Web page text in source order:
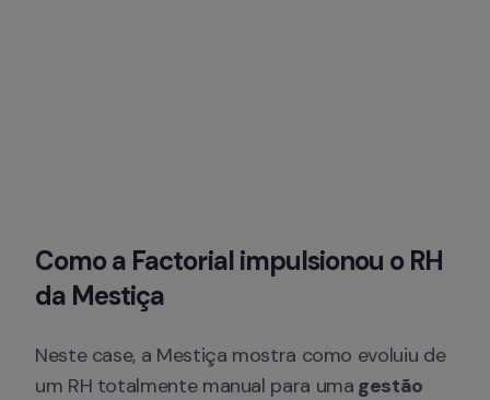
Como a Factorial impulsionou o RH
da Mestiça
Neste case, a Mestiça mostra como evoluiu de
um RH totalmente manual para uma gestão